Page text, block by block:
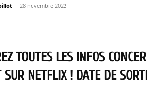
- 28 novembre 2022
TOUTES LES INFOS
SUR NETFLIX ! DATE DE